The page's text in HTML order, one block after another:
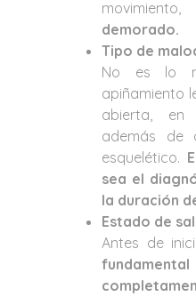
movimiento,
demorado.
Tipo de
No es lo
apiñamiento
abierta,
además de
esquelético.
sea el
la duración
Estado de
Antes de